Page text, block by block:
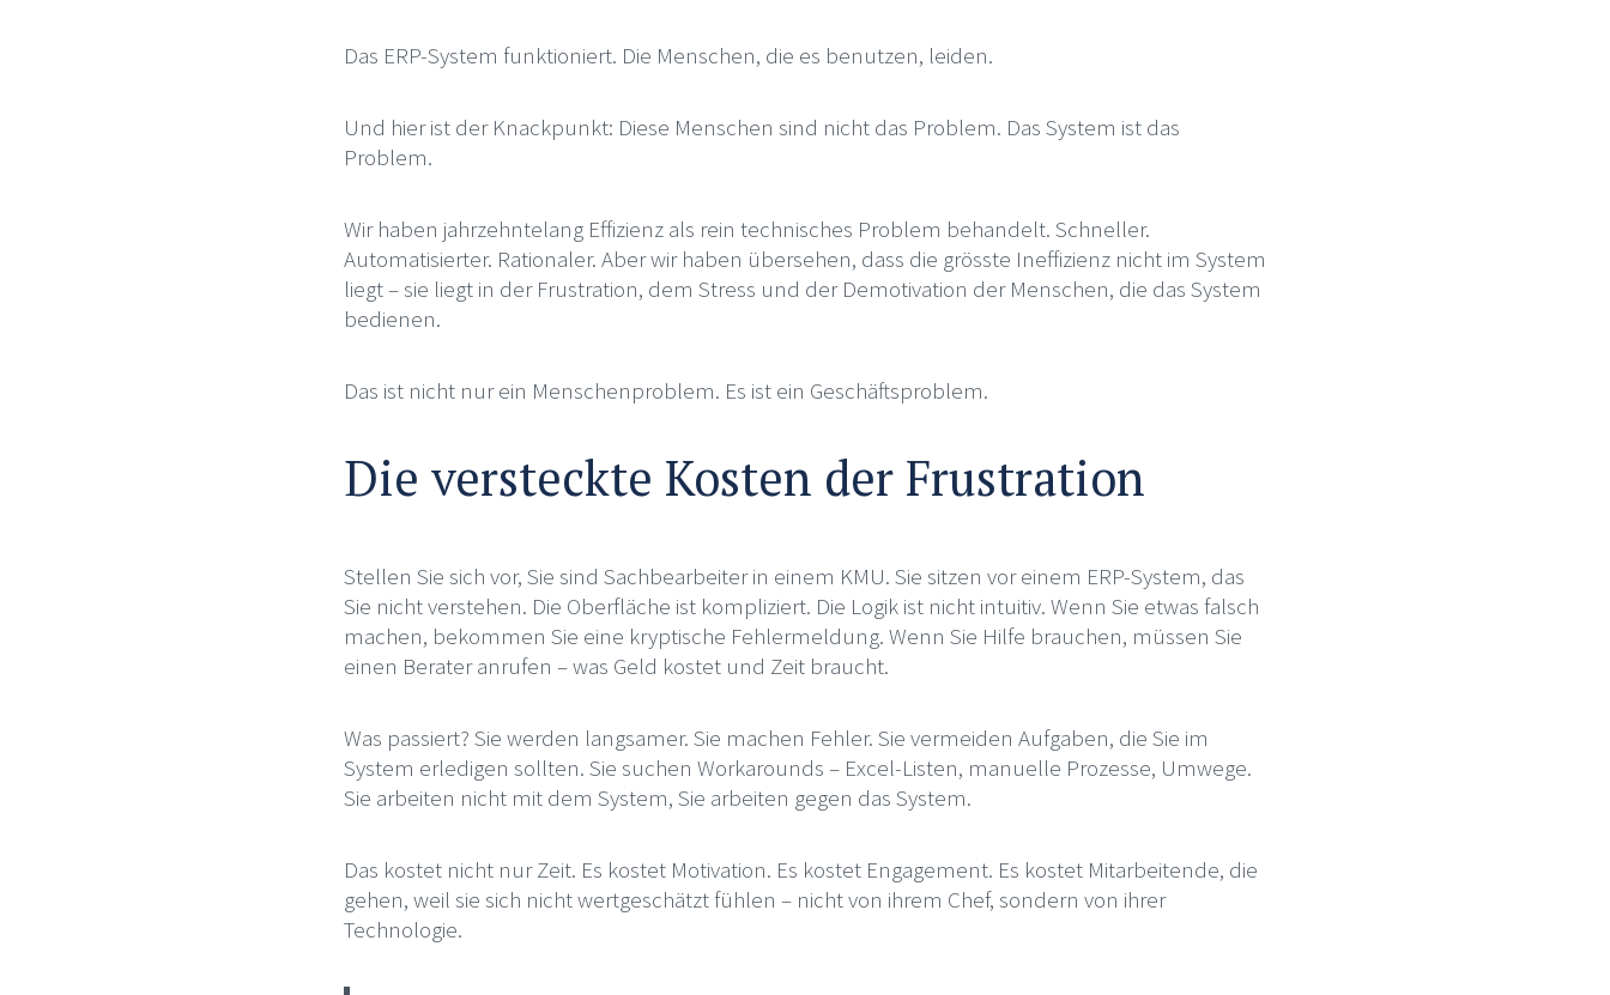
Das ERP-System funktioniert. Die Menschen, die es benutzen, leiden.
Und hier ist der Knackpunkt: Diese Menschen sind nicht das Problem. Das System ist das
Problem.
Wir haben jahrzehntelang Effizienz als rein technisches Problem behandelt. Schneller.
Automatisierter. Rationaler. Aber wir haben übersehen, dass die grösste Ineffizienz nicht im System
liegt – sie liegt in der Frustration, dem Stress und der Demotivation der Menschen, die das System
bedienen.
Das ist nicht nur ein Menschenproblem. Es ist ein Geschäftsproblem.
Die versteckte Kosten der Frustration
Stellen Sie sich vor, Sie sind Sachbearbeiter in einem KMU. Sie sitzen vor einem ERP-System, das
Sie nicht verstehen. Die Oberfläche ist kompliziert. Die Logik ist nicht intuitiv. Wenn Sie etwas falsch
machen, bekommen Sie eine kryptische Fehlermeldung. Wenn Sie Hilfe brauchen, müssen Sie
einen Berater anrufen – was Geld kostet und Zeit braucht.
Was passiert? Sie werden langsamer. Sie machen Fehler. Sie vermeiden Aufgaben, die Sie im
System erledigen sollten. Sie suchen Workarounds – Excel-Listen, manuelle Prozesse, Umwege.
Sie arbeiten nicht mit dem System, Sie arbeiten gegen das System.
Das kostet nicht nur Zeit. Es kostet Motivation. Es kostet Engagement. Es kostet Mitarbeitende, die
gehen, weil sie sich nicht wertgeschätzt fühlen – nicht von ihrem Chef, sondern von ihrer
Technologie.